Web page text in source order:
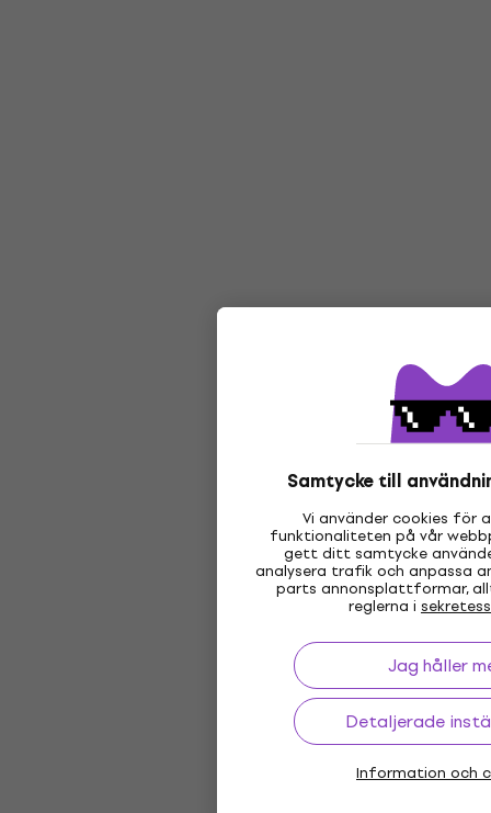
Samtycke till
Vi använder cookies för
funktionaliteten på vår
gett ditt samtycke
analysera trafik och anpassa
parts annonsplattformar,
reglerna i
Jag håller
Detaljerade
Information och